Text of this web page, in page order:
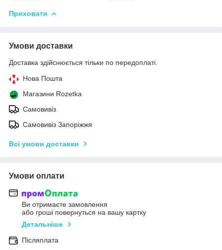
Приховати
Умови доставки
Доставка здійснюється тільки по передоплаті.
Нова Пошта
Магазини Rozetka
Самовивіз
Самовивіз Запоріжжя
Всі умови доставки
Умови оплати
Ви отримаєте замовлення
або гроші повернуться на вашу картку
Детальніше
Післяплата